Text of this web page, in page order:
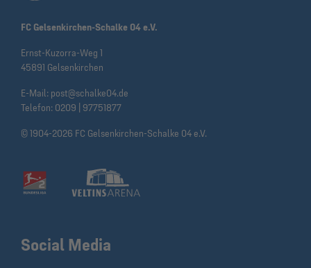
FC Gelsenkirchen-Schalke 04 e.V.
Ernst-Kuzorra-Weg 1
45891 Gelsenkirchen
E-Mail: post@schalke04.de
Telefon: 0209 | 97751877
© 1904-2026 FC Gelsenkirchen-Schalke 04 e.V.
Social Media